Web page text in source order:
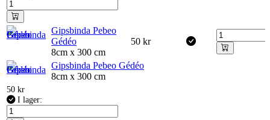
Gipsbinda Pebeo
Gédéo
8cm x 300 cm
50 kr
Gipsbinda Pebeo Gédéo
8cm x 300 cm
50 kr
I lager: